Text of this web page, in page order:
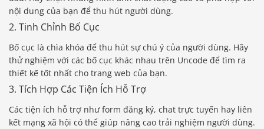
nội dung của bạn để thu hút người dùng.
2. Tinh Chỉnh Bố Cục
Bố cục là chìa khóa để thu hút sự chú ý của người dùng. Hãy
thử nghiệm với các bố cục khác nhau trên Uncode để tìm ra
thiết kế tốt nhất cho trang web của bạn.
3. Tích Hợp Các Tiện Ích Hỗ Trợ
Các tiện ích hỗ trợ như form đăng ký, chat trực tuyến hay liên
kết mạng xã hội có thể giúp nâng cao trải nghiệm người dùng.